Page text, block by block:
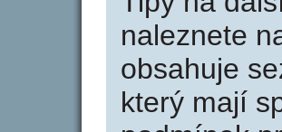
naleznete
obsahuje
který mají